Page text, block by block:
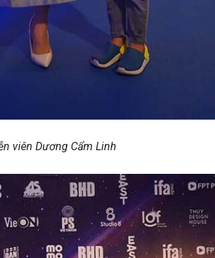
viên Dương Cẩm Linh